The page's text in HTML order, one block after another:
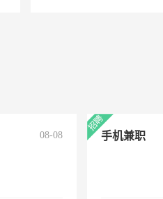
08-08 手机兼职